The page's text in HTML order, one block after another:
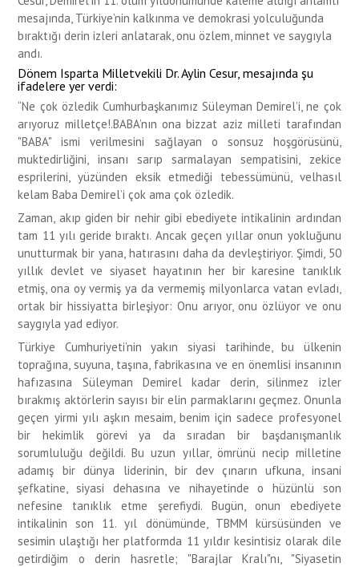
mesajında, Türkiye’nin kalkınma ve demokrasi yolculuğunda
bıraktığı derin izleri anlatarak, onu özlem, minnet ve saygıyla
andı.
Dönem Isparta Milletvekili Dr. Aylin Cesur, mesajında şu
ifadelere yer verdi:
“Ne çok özledik Cumhurbaşkanımız Süleyman Demirel’i, ne çok
arıyoruz milletçe!.BABA’nın ona bizzat aziz milleti tarafından
"BABA" ismi verilmesini sağlayan o sonsuz hoşgörüsünü,
muktedirliğini, insanı sarıp sarmalayan sempatisini, zekice
esprilerini, yüzünden eksik etmediği tebessümünü, velhasıl
kelam Baba Demirel’i çok ama çok özledik.
Zaman, akıp giden bir nehir gibi ebediyete intikalinin ardından
tam 11 yılı geride bıraktı. Ancak geçen yıllar onun yokluğunu
unutturmak bir yana, hatırasını daha da devleştiriyor. Şimdi, 50
yıllık devlet ve siyaset hayatının her bir karesine tanıklık
etmiş, ona oy vermiş ya da vermemiş milyonlarca vatan evladı,
ortak bir hissiyatta birleşiyor: Onu arıyor, onu özlüyor ve onu
saygıyla yad ediyor.
Türkiye Cumhuriyeti’nin yakın siyasi tarihinde, bu ülkenin
toprağına, suyuna, taşına, fabrikasına ve en önemlisi insanının
hafızasına Süleyman Demirel kadar derin, silinmez izler
bırakmış aktörlerin sayısı bir elin parmaklarını geçmez. Onunla
geçen yirmi yılı aşkın mesaim, benim için sadece profesyonel
bir hekimlik görevi ya da sıradan bir başdanışmanlık
sorumluluğu değildi. Bu uzun yıllar, ömrünü necip milletine
adamış bir dünya liderinin, bir dev çınarın ufkuna, insani
şefkatine, siyasi dehasına ve nihayetinde o hüzünlü son
nefesine tanıklık etme şerefiydi. Bugün, onun ebediyete
intikalinin son 11. yıl dönümünde, TBMM kürsüsünden ve
sesimin ulaştığı her platformda 11 yıldır kesintisiz olarak dile
getirdiğim o derin hasretle; "Barajlar Kralı"nı, "Siyasetin